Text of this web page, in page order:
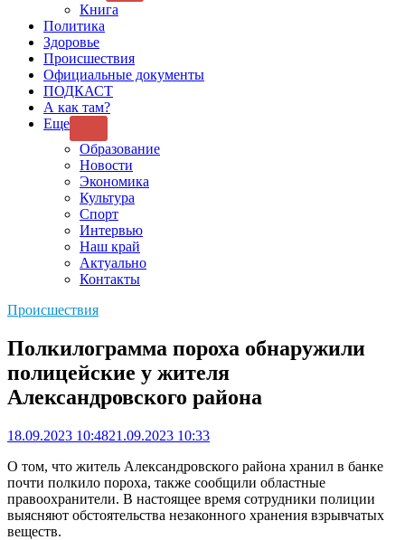
Книга
Политика
Здоровье
Происшествия
Официальные документы
ПОДКАСТ
А как там?
Еще
SUB
MENU
Образование
Новости
Экономика
Культура
Спорт
Интервью
Наш край
Актуально
Контакты
Происшествия
Полкилограмма пороха обнаружили
полицейские у жителя
Александровского района
18.09.2023 10:4821.09.2023 10:33
О том, что житель Александровского района хранил в банке
почти полкило пороха, также сообщили областные
правоохранители. В настоящее время сотрудники полиции
выясняют обстоятельства незаконного хранения взрывчатых
веществ.